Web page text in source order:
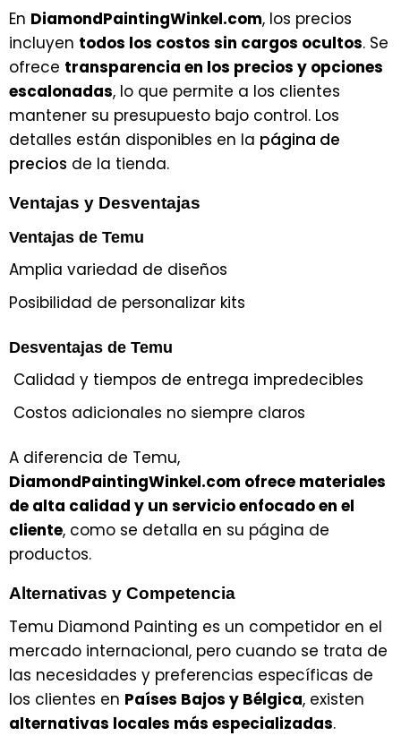
En DiamondPaintingWinkel.com, los precios
incluyen todos los costos sin cargos ocultos. Se
ofrece transparencia en los precios y opciones
escalonadas, lo que permite a los clientes
mantener su presupuesto bajo control. Los
detalles están disponibles en la página de
precios de la tienda.
Ventajas y Desventajas
Ventajas de Temu
Amplia variedad de diseños
Posibilidad de personalizar kits
Desventajas de Temu
Calidad y tiempos de entrega impredecibles
Costos adicionales no siempre claros
A diferencia de Temu,
DiamondPaintingWinkel.com ofrece materiales
de alta calidad y un servicio enfocado en el
cliente, como se detalla en su página de
productos.
Alternativas y Competencia
Temu Diamond Painting es un competidor en el
mercado internacional, pero cuando se trata de
las necesidades y preferencias específicas de
los clientes en Países Bajos y Bélgica, existen
alternativas locales más especializadas.